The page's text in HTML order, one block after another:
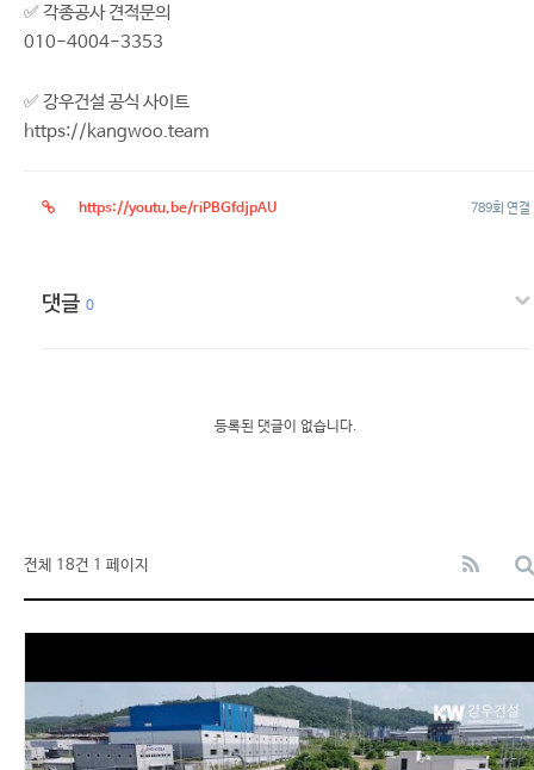
✅ 각종공사 견적문의
010-4004-3353
✅ 강우건설 공식 사이트
https://kangwoo.team
https://youtu.be/riPBGfdjpAU 789회 연결
댓글 0
등록된 댓글이 없습니다.
전체 18건 1 페이지